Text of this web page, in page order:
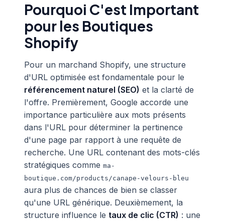
Pourquoi C'est Important
pour les Boutiques
Shopify
Pour un marchand Shopify, une structure
d'URL optimisée est fondamentale pour le
référencement naturel (SEO) et la clarté de
l'offre. Premièrement, Google accorde une
importance particulière aux mots présents
dans l'URL pour déterminer la pertinence
d'une page par rapport à une requête de
recherche. Une URL contenant des mots-clés
stratégiques comme ma-
boutique.com/products/canape-velours-bleu
aura plus de chances de bien se classer
qu'une URL générique. Deuxièmement, la
structure influence le taux de clic (CTR) : une